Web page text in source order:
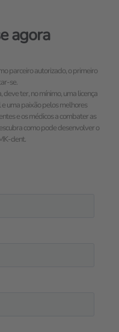
agora
parceiro autorizado, o primeiro
se.
deve ter, no mínimo, uma licença
uma paixão pelos melhores
e os médicos a combater as
como pode desenvolver o
dent.